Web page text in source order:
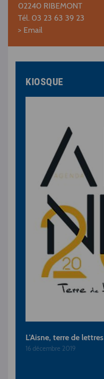
02240 RIBEMONT
Tél. 03 23 63 39 23
> Email
KIOSQUE
L'Aisne, terre de lettres
16 décembre 2019